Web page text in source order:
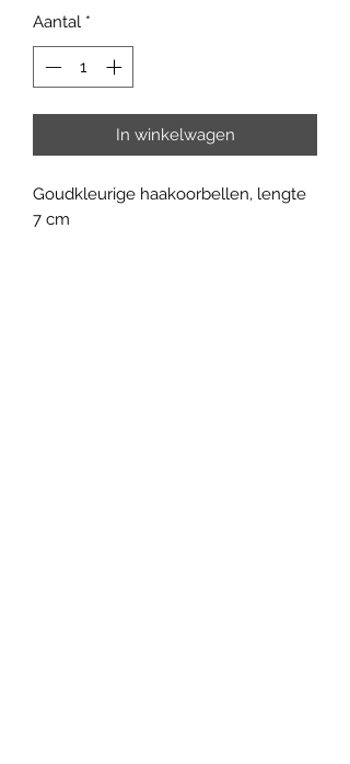
Aantal *
In winkelwagen
Goudkleurige haakoorbellen, lengte
7 cm